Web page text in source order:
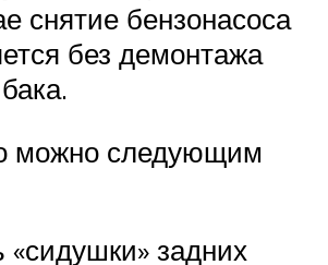
снятие бензонасоса
без демонтажа
можно следующим
«сидушки» задних